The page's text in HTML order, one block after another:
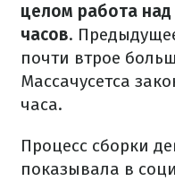
целом работа над
часов.
почти втрое
Массачусетса
часа.
Процесс сборки
показывала в